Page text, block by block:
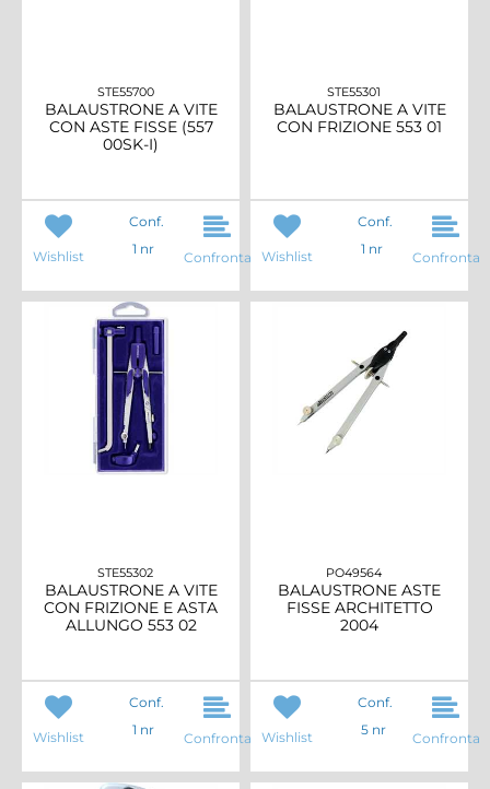
STE55700
BALAUSTRONE A VITE
CON ASTE FISSE (557
00SK-I)
Wishlist
Conf.
1 nr
Confronta
STE55301
BALAUSTRONE A VITE
CON FRIZIONE 553 01
Wishlist
Conf.
1 nr
Confronta
STE55302
BALAUSTRONE A VITE
CON FRIZIONE E ASTA
ALLUNGO 553 02
Wishlist
Conf.
1 nr
Confronta
PO49564
BALAUSTRONE ASTE
FISSE ARCHITETTO
2004
Wishlist
Conf.
5 nr
Confronta